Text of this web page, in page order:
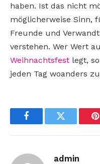
haben. Ist das nicht
möglicherweise Sinn,
Freunde und
verstehen. Wer Wert
Weihnachtsfest legt,
jeden Tag woanders
FacebookTwitter
admin